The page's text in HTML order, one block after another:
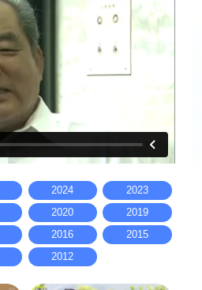
2024
2023
2020
2019
2016
2015
2012